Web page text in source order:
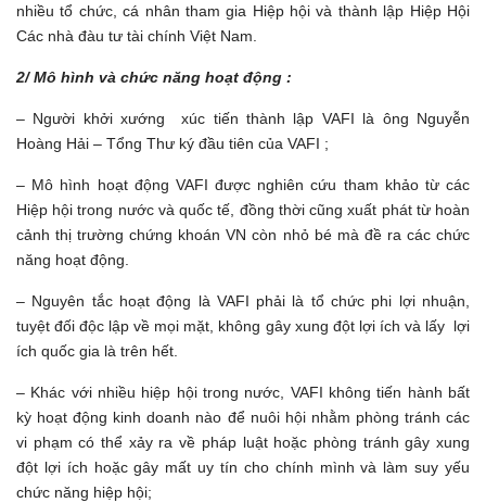
nhiều tổ chức, cá nhân tham gia Hiệp hội và thành lập Hiệp Hội
Các nhà đàu tư tài chính Việt Nam.
2/ Mô hình và chức năng hoạt động :
– Người khởi xướng xúc tiến thành lập VAFI là ông Nguyễn
Hoàng Hải – Tổng Thư ký đầu tiên của VAFI ;
– Mô hình hoạt động VAFI được nghiên cứu tham khảo từ các
Hiệp hội trong nước và quốc tế, đồng thời cũng xuất phát từ hoàn
cảnh thị trường chứng khoán VN còn nhỏ bé mà đề ra các chức
năng hoạt động.
– Nguyên tắc hoạt động là VAFI phải là tổ chức phi lợi nhuận,
tuyệt đối độc lập về mọi mặt, không gây xung đột lợi ích và lấy lợi
ích quốc gia là trên hết.
– Khác với nhiều hiệp hội trong nước, VAFI không tiến hành bất
kỳ hoạt động kinh doanh nào để nuôi hội nhằm phòng tránh các
vi phạm có thể xảy ra về pháp luật hoặc phòng tránh gây xung
đột lợi ích hoặc gây mất uy tín cho chính mình và làm suy yếu
chức năng hiệp hội;